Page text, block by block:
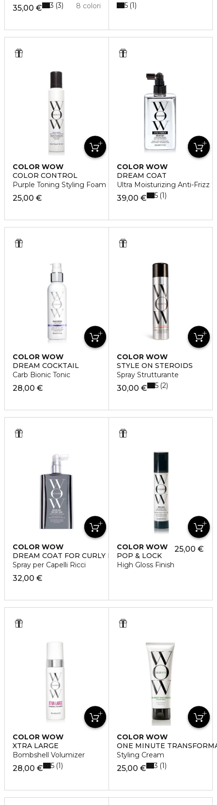
35,00 € 8 colori
3 3 5 1
COLOR WOW
COLOR CONTROL
Purple Toning Styling Foam
25,00 €
COLOR WOW
DREAM COAT
Ultra Moisturizing Anti-Frizz
39,00 € 5 1
COLOR WOW
DREAM COCKTAIL
Carb Bionic Tonic
28,00 €
COLOR WOW
STYLE ON STEROIDS
Spray Strutturante
30,00 € 5 2
COLOR WOW
DREAM COAT FOR CURLY HAIR
Spray per Capelli Ricci
32,00 €
COLOR WOW
POP & LOCK
High Gloss Finish
25,00 €
COLOR WOW
XTRA LARGE
Bombshell Volumizer
28,00 € 5 1
COLOR WOW
ONE MINUTE
Styling Cream
25,00 € 3 1